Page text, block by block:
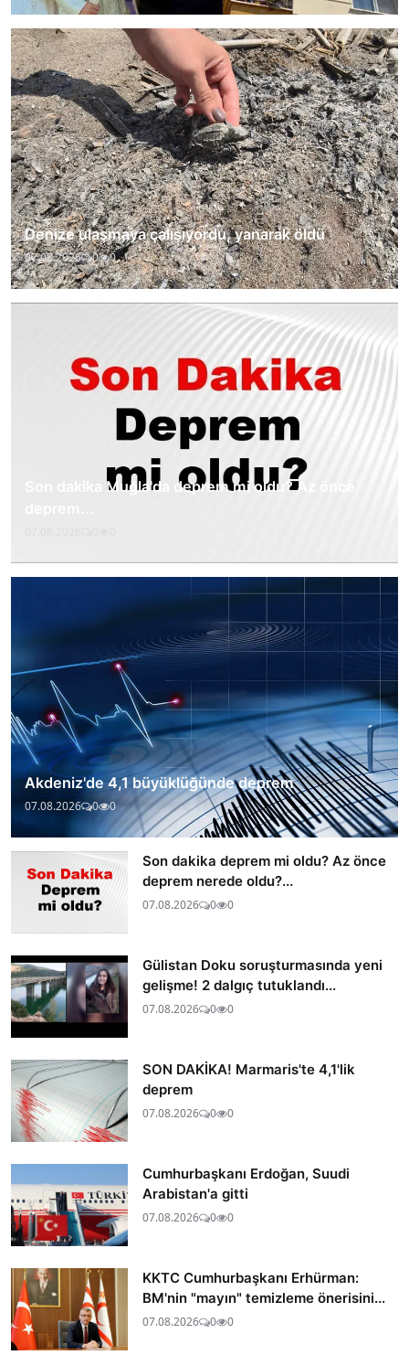
Denize ulaşmaya çalışıyordu, yanarak öldü
07.08.2026 0 0
Son dakika Muğla'da deprem mi oldu? Az önce
Akdeniz'de 4,1 büyüklüğünde deprem
07.08.2026 0 0
Son dakika deprem mi oldu? Az önce
deprem nerede oldu?...
07.08.2026 0 0
Gülistan Doku soruşturmasında yeni
gelişme! 2 dalgıç tutuklandı...
07.08.2026 0 0
SON DAKİKA! Marmaris'te 4,1'lik
deprem
07.08.2026 0 0
Cumhurbaşkanı Erdoğan, Suudi
Arabistan'a gitti
07.08.2026 0 0
KKTC Cumhurbaşkanı Erhürman:
BM'nin "mayın" temizleme önerisini...
07.08.2026 0 0